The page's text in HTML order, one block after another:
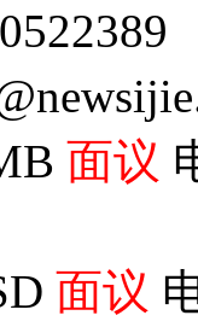
面议
面议